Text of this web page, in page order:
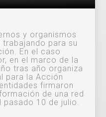
y organismos
para su
En el caso
en el marco de la
tras año organiza
para la Acción
firmaron
de una red
10 de julio.